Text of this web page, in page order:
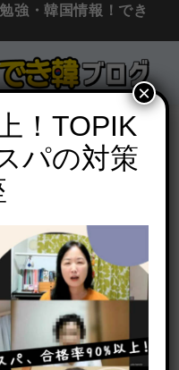
強・韓国情報！でき
(먹어라), 으라
と使い分けを
ク先生
！TOPIK
パの対策
×